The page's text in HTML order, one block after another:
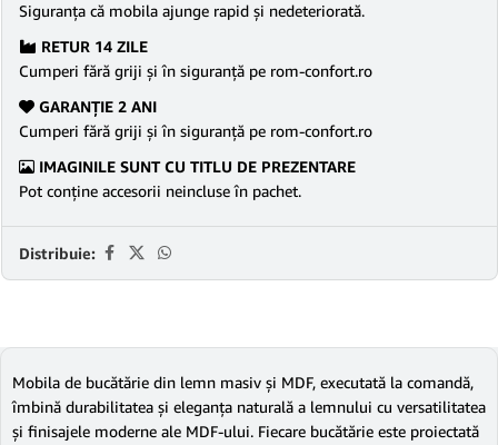
Siguranţa că mobila ajunge rapid şi nedeteriorată.
RETUR 14 ZILE
Cumperi fără griji şi în siguranţă pe rom-confort.ro
GARANŢIE 2 ANI
Cumperi fără griji şi în siguranţă pe rom-confort.ro
IMAGINILE SUNT CU TITLU DE PREZENTARE
Pot conține accesorii neincluse în pachet.
Distribuie:
Mobila de bucătărie din lemn masiv și MDF, executată la comandă,
îmbină durabilitatea și eleganța naturală a lemnului cu versatilitatea
și finisajele moderne ale MDF-ului. Fiecare bucătărie este proiectată